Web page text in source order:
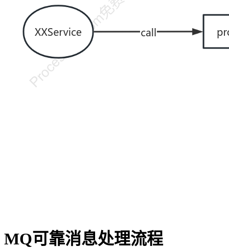
MQ可靠消息处理流程